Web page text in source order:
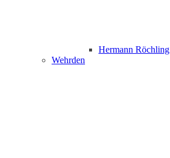
Hermann Röchling
Wehrden